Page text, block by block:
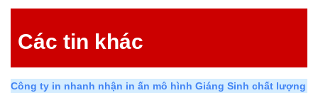
Các tin khác
Công ty in nhanh nhận in ấn mô hình Giáng Sinh chất lượng